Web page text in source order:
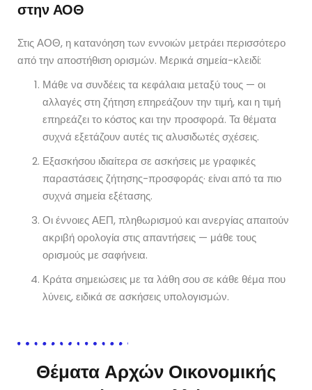
στην ΑΟΘ
Στις ΑΟΘ, η κατανόηση των εννοιών μετράει περισσότερο
από την αποστήθιση ορισμών. Μερικά σημεία-κλειδί:
Μάθε να συνδέεις τα κεφάλαια μεταξύ τους — οι
αλλαγές στη ζήτηση επηρεάζουν την τιμή, και η τιμή
επηρεάζει το κόστος και την προσφορά. Τα θέματα
συχνά εξετάζουν αυτές τις αλυσιδωτές σχέσεις.
Εξασκήσου ιδιαίτερα σε ασκήσεις με γραφικές
παραστάσεις ζήτησης-προσφοράς· είναι από τα πιο
συχνά σημεία εξέτασης.
Οι έννοιες ΑΕΠ, πληθωρισμού και ανεργίας απαιτούν
ακριβή ορολογία στις απαντήσεις — μάθε τους
ορισμούς με σαφήνεια.
Κράτα σημειώσεις με τα λάθη σου σε κάθε θέμα που
λύνεις, ειδικά σε ασκήσεις υπολογισμών.
Θέματα Αρχών Οικονομικής